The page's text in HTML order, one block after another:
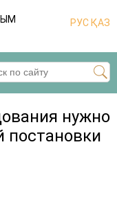
РУСҚАЗ
нужно
постановки